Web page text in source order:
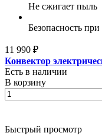
Не сжигает пыль
Безопасность
11 990 ₽
Конвектор
Есть в наличии
В корзину
Быстрый просмотр